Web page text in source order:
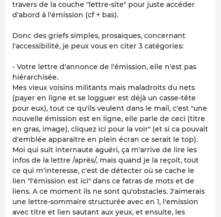
travers de la couche "lettre-site" pour juste accéder
d'abord à l'émission (cf + bas).
Donc des griefs simples, prosaïques, concernant
l'accessibilité, je peux vous en citer 3 catégories:
- Votre lettre d'annonce de l'émission, elle n'est pas
hiérarchisée.
Mes vieux voisins militants mais maladroits du nets
(payer en ligne et se logguer est déjà un casse-tête
pour eux), tout ce qu'ils veulent dans le mail, c'est "une
nouvelle émission est en ligne, elle parle de ceci (titre
en gras, image), cliquez ici pour la voir" (et si ca pouvait
d'emblée apparaitre en plein écran ce serait le top).
Moi qui suit internaute aguéri, ça m'arrive de lire les
infos de la lettre /après/, mais quand je la reçoit, tout
ce qui m'interesse, c'est de détecter où se cache le
lien "l'émission est ici" dans ce fatras de mots et de
liens. A ce moment ils ne sont qu'obstacles. J'aimerais
une lettre-sommaire structurée avec en 1, l'emission
avec titre et lien sautant aux yeux, et ensuite, les